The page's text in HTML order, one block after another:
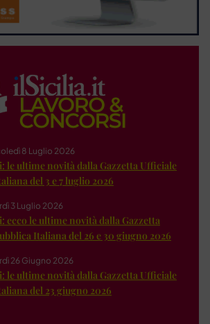
8 Luglio 2026
le ultime novità dalla Gazzetta Ufficiale
del 3 e 7 luglio 2026
3 Luglio 2026
ecco le ultime novità dalla Gazzetta
Italiana del 26 e 30 giugno 2026
26 Giugno 2026
le ultime novità dalla Gazzetta Ufficiale
del 23 giugno 2026